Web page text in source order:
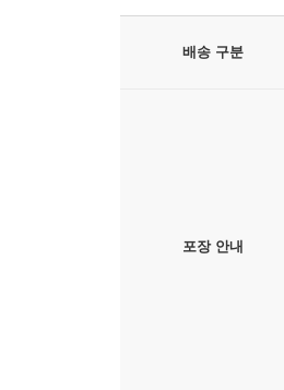
배송 구분
포장 안내